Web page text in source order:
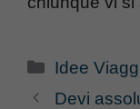
Categorie
Idee
Devi